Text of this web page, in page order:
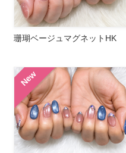
珊瑚ベージュマグネットHK
New